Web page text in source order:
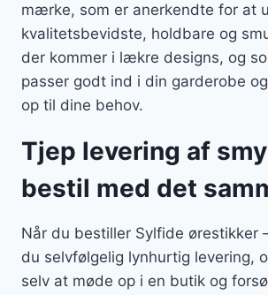
mærke, som er anerkendte for at
kvalitetsbevidste, holdbare og
der kommer i lækre designs, og
passer godt ind i din garderobe
op til dine behov.
Tjep levering af
bestil med det
Når du bestiller Sylfide ørestikker
du selvfølgelig lynhurtig levering,
selv at møde op i en butik og